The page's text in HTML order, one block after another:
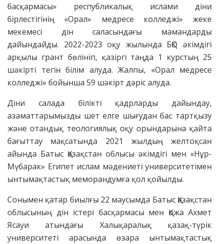
басқармасы» республикалық ислами діни
бірлестігінің «Орал» медресе колледжі» жеке
мекемесі дін саласындағы мамандарды
дайындайды. 2022-2023 оқу жылында БҚО әкімдігі
арқылы грант бөлініп, қазіргі таңда 1 курстың 25
шәкірті тегін білім алуда. Жалпы, «Орал медресе
колледжі» бойынша 59 шәкірт дәріс алуда.
Діни салада білікті қадрларды дайындау,
азаматтарымызды шет елге шығудан бас тартқызу
және отандық теологиялық оқу орындарына қайта
бағыттау мақсатында 2021 жылдың желтоқсан
айында Батыс Қазақстан облысы әкімдігі мен «Нұр-
Мүбарак» Египет ислам мәдениеті университетімен
ынтымақтастық меморандумға қол қойылды.
Сонымен қатар биылғы 22 маусымда Батыс Қазақстан
облысының дін істері басқармасы мен Қожа Ахмет
Ясауи атындағы Халықаралық қазақ-түрік
университеті арасында өзара ынтымақтастық